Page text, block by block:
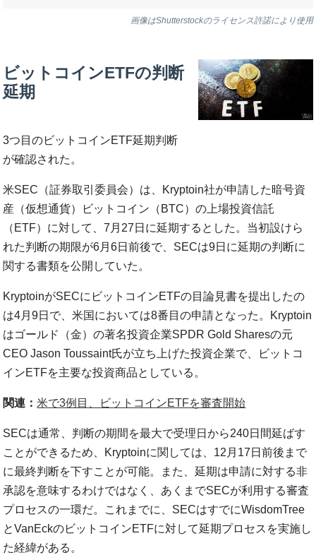
画像はShutterstockのライセンス許諾により使用
ビットコインETFの判断
延期
3つ目のビットコインETF延期判断
が確認された。
米SEC（証券取引委員会）は、Kryptoin社が申請した暗号資
産（仮想通貨）ビットコイン（BTC）の上場投資信託
（ETF）に対して、7月27日に延期するとした。当初設けら
れた判断の期限が6月6日前後で、SECは9日に延期の判断に
関する書類を公開していた。
KryptoinがSECにビットコインETFの目論見書を提出したの
は4月9日で、米国においては8番目の申請となった。Kryptoin
はゴールド（金）の著名投資企業SPDR Gold Sharesの元
CEO Jason Toussaint氏が立ち上げた投資企業で、ビットコ
インETFを主要な投資商品としている。
関連：米で3例目、ビットコインETFを審査開始
SECは通常、判断の期間を最大で受理日から240日間延ばす
ことができるため、Kryptoinに関しては、12月17日前後まで
に最終判断を下すことが可能。また、延期は申請に対する非
承認を意味するわけではなく、あくまでSECが利用する審査
プロセスの一環だ。これまでに、SECはすでにWisdomTree
とVanEckのビットコインETFに対して延期プロセスを実施し
た経緯がある。